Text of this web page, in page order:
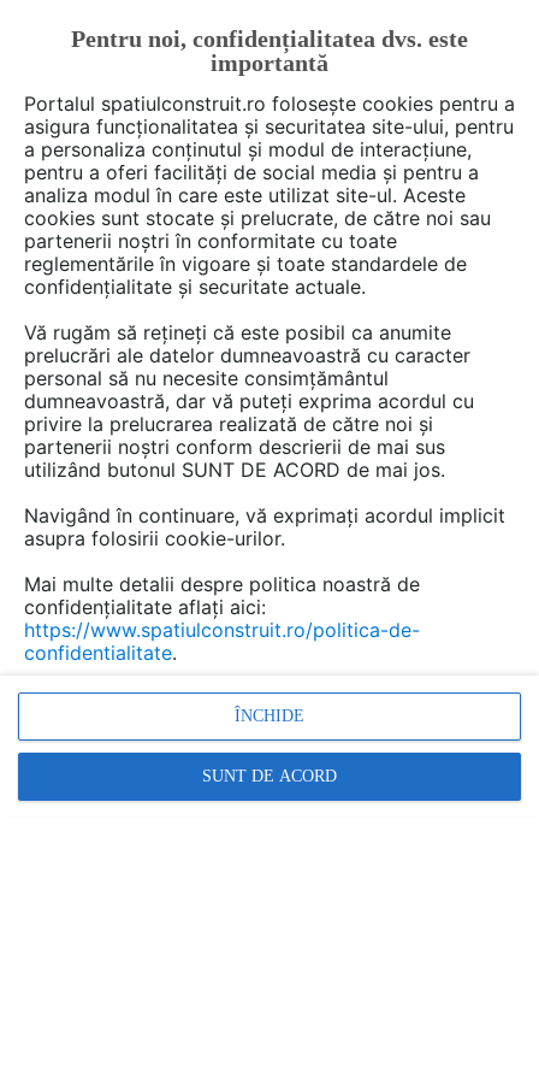
TRIMITE PE EMAIL ACEST SUBIECT
Pentru noi, confidențialitatea dvs. este
importantă
Portalul spatiulconstruit.ro folosește cookies pentru a
asigura funcționalitatea și securitatea site-ului, pentru
a personaliza conținutul și modul de interacțiune,
pentru a oferi facilități de social media și pentru a
analiza modul în care este utilizat site-ul. Aceste
cookies sunt stocate și prelucrate, de către noi sau
partenerii noștri în conformitate cu toate
reglementările în vigoare și toate standardele de
confidențialitate și securitate actuale.
Vă rugăm să rețineți că este posibil ca anumite
prelucrări ale datelor dumneavoastră cu caracter
personal să nu necesite consimțământul
dumneavoastră, dar vă puteți exprima acordul cu
privire la prelucrarea realizată de către noi și
partenerii noștri conform descrierii de mai sus
utilizând butonul SUNT DE ACORD de mai jos.
Navigând în continuare, vă exprimați acordul implicit
asupra folosirii cookie-urilor.
Mai multe detalii despre politica noastră de
confidențialitate aflați aici:
https://www.spatiulconstruit.ro/politica-de-
confidentialitate.
ÎNCHIDE
SUNT DE ACORD